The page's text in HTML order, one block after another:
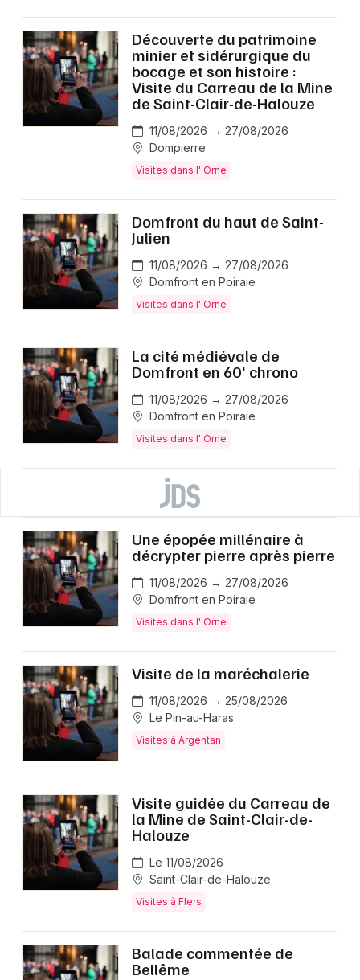
Découverte du patrimoine
minier et sidérurgique du
bocage et son histoire :
Visite du Carreau de la Mine
de Saint-Clair-de-Halouze
11/08/2026 → 27/08/2026
Dompierre
Visites dans l' Orne
Domfront du haut de Saint-
Julien
11/08/2026 → 27/08/2026
Domfront en Poiraie
Visites dans l' Orne
La cité médiévale de
Domfront en 60' chrono
11/08/2026 → 27/08/2026
Domfront en Poiraie
Visites dans l' Orne
Une épopée millénaire à
décrypter pierre après pierre
11/08/2026 → 27/08/2026
Domfront en Poiraie
Visites dans l' Orne
Visite de la maréchalerie
11/08/2026 → 25/08/2026
Le Pin-au-Haras
Visites à Argentan
Visite guidée du Carreau de
la Mine de Saint-Clair-de-
Halouze
Le 11/08/2026
Saint-Clair-de-Halouze
Visites à Flers
Balade commentée de
Bellême